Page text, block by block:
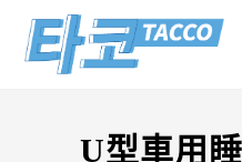
U型車用